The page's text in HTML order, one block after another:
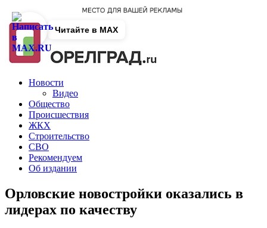
Новости
Видео
Общество
Происшествия
ЖКХ
Строительство
СВО
Рекомендуем
Об издании
Орловские новостройки оказались в
лидерах по качеству
Читайте в MAX